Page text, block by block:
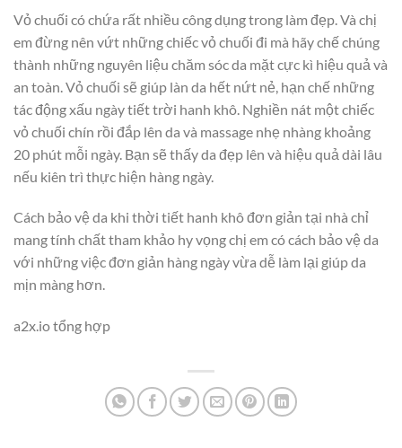
Vỏ chuối có chứa rất nhiều công dụng trong làm đẹp. Và chị
em đừng nên vứt những chiếc vỏ chuối đi mà hãy chế chúng
thành những nguyên liệu chăm sóc da mặt cực kì hiệu quả và
an toàn. Vỏ chuối sẽ giúp làn da hết nứt nẻ, hạn chế những
tác động xấu ngày tiết trời hanh khô. Nghiền nát một chiếc
vỏ chuối chín rồi đắp lên da và massage nhẹ nhàng khoảng
20 phút mỗi ngày. Bạn sẽ thấy da đẹp lên và hiệu quả dài lâu
nếu kiên trì thực hiện hàng ngày.
Cách bảo vệ da khi thời tiết hanh khô đơn giản tại nhà chỉ
mang tính chất tham khảo hy vọng chị em có cách bảo vệ da
với những việc đơn giản hàng ngày vừa dễ làm lại giúp da
mịn màng hơn.
a2x.io tổng hợp